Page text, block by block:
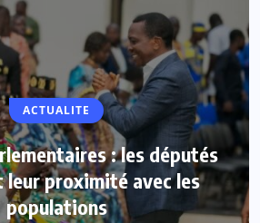
ACTUALITE
: les députés
proximité avec les
populations